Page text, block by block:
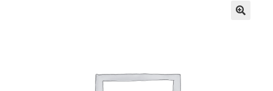
Expand
child